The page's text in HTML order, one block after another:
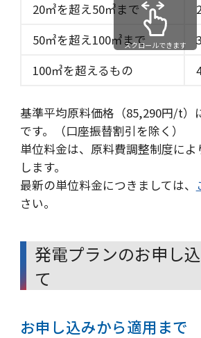
20㎥を超え50㎥まで
50㎥を超え100㎥まで
100㎥を超えるもの
スクロールできます
基準平均原料価格（85,290円/t）
です。（口座振替割引を除く）
単位料金は、原料費調整制度に
します。
最新の単位料金につきましては、
さい。
発電プランのお申し
て
お申し込みから適用まで